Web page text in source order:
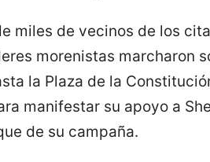
miles de vecinos de los
morenistas marcharon
la Plaza de la
manifestar su apoyo a
de su campaña.